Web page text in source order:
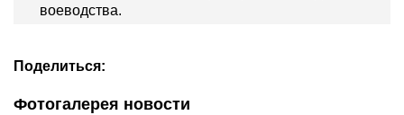
воеводства.
Поделиться:
Фотогалерея новости